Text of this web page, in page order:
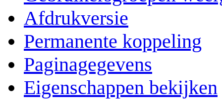
Afdrukversie
Permanente koppeling
Paginagegevens
Eigenschappen bekijken